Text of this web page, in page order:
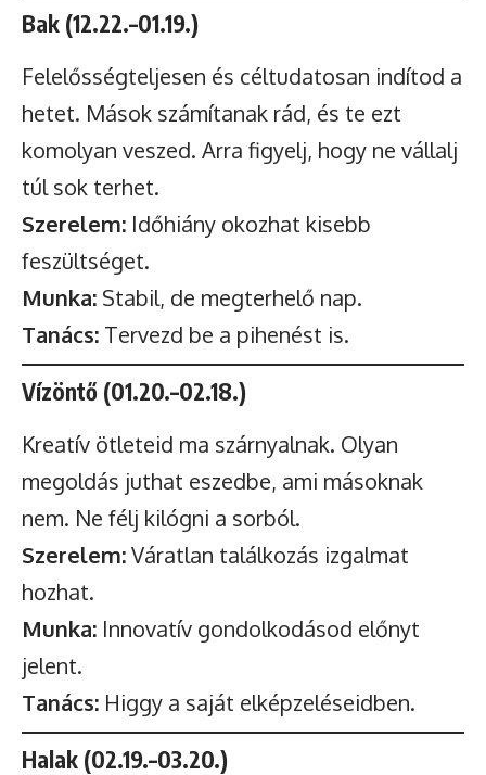
Bak (12.22.–01.19.)
Felelősségteljesen és céltudatosan indítod a
hetet. Mások számítanak rád, és te ezt
komolyan veszed. Arra figyelj, hogy ne vállalj
túl sok terhet.
Szerelem: Időhiány okozhat kisebb
feszültséget.
Munka: Stabil, de megterhelő nap.
Tanács: Tervezd be a pihenést is.
Vízöntő (01.20.–02.18.)
Kreatív ötleteid ma szárnyalnak. Olyan
megoldás juthat eszedbe, ami másoknak
nem. Ne félj kilógni a sorból.
Szerelem:Váratlan találkozás izgalmat
hozhat.
Munka: Innovatív gondolkodásod előnyt
jelent.
Tanács: Higgy a saját elképzeléseidben.
Halak (02.19.–03.20.)